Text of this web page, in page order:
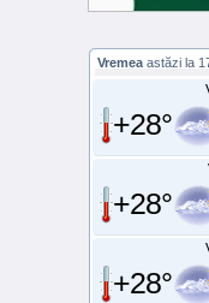
Vremea astăzi la
+28°
+28°
+28°